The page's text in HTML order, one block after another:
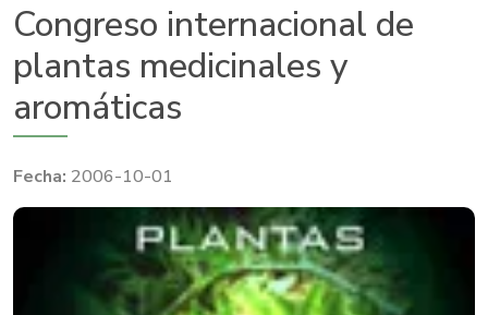
Congreso internacional de
plantas medicinales y
aromáticas
2006-10-01